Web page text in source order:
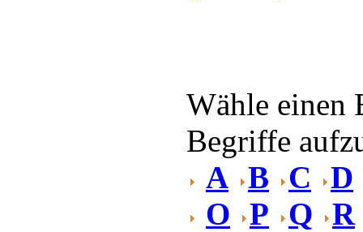
Wähle einen
Begriffe
A B C
D
O P Q R